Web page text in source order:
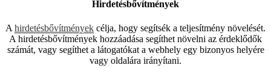
Hirdetésbővítmények
A hirdetésbővítmények célja, hogy segítsék a teljesítmény növelését.
A hirdetésbővítmények hozzáadása segíthet növelni az érdeklődők
számát, vagy segíthet a látogatókat a webhely egy bizonyos helyére
vagy oldalára irányítani.